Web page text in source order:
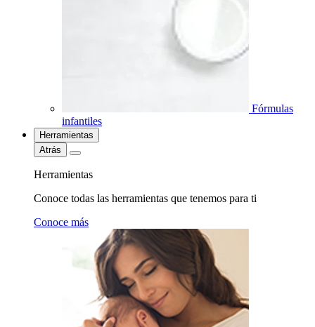
Fórmulas
infantiles
Herramientas
Atrás
Herramientas
Conoce todas las herramientas que tenemos para ti
Conoce más